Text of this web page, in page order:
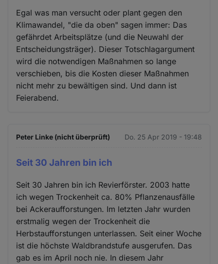
Egal was man versucht oder plant gegen den
Klimawandel, "die da oben" sagen immer: Das
gefährdet Arbeitsplätze (und die Neuwahl der
Entscheidungsträger). Dieser Totschlagargument
wird die notwendigen Maßnahmen so lange
verschieben, bis die Kosten dieser Maßnahmen
nicht mehr zu bewältigen sind. Und dann ist
Feierabend.
Peter Linke (nicht überprüft) Do. 25 Apr 2019 - 19:48
Seit 30 Jahren bin ich
Seit 30 Jahren bin ich Revierförster. 2003 hatte
ich wegen Trockenheit ca. 80% Pflanzenausfälle
bei Ackeraufforstungen. Im letzten Jahr wurden
erstmalig wegen der Trockenheit die
Herbstaufforstungen unterlassen. Seit einer Woche
ist die höchste Waldbrandstufe ausgerufen. Das
gab es im April noch nie. In diesem Jahr